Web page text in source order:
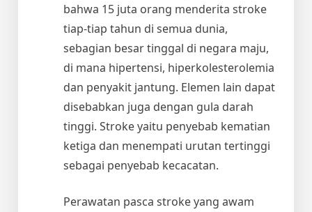
bahwa 15 juta orang menderita stroke
tiap-tiap tahun di semua dunia,
sebagian besar tinggal di negara maju,
di mana hipertensi, hiperkolesterolemia
dan penyakit jantung. Elemen lain dapat
disebabkan juga dengan gula darah
tinggi. Stroke yaitu penyebab kematian
ketiga dan menempati urutan tertinggi
sebagai penyebab kecacatan.
Perawatan pasca stroke yang awam